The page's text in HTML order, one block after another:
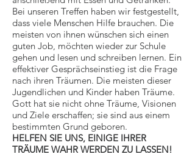
Bei unseren Treffen haben wir festgestellt,
dass viele Menschen Hilfe brauchen. Die
meisten von ihnen wünschen sich einen
guten Job, möchten wieder zur Schule
gehen und lesen und schreiben lernen. Ein
effektiver Gesprächseinstieg ist die Frage
nach ihren Träumen. Die meisten dieser
Jugendlichen und Kinder haben Träume.
Gott hat sie nicht ohne Träume, Visionen
und Ziele erschaffen; sie sind aus einem
bestimmten Grund geboren.
HELFEN SIE UNS, EINIGE IHRER
TRÄUME WAHR WERDEN ZU LASSEN!